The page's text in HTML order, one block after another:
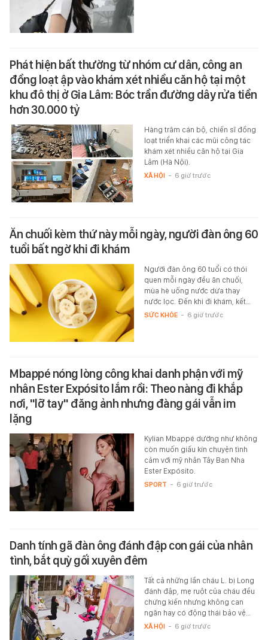
Phát hiện bất thường từ nhóm cư dân, công an
đồng loạt ập vào khám xét nhiều căn hộ tại một
khu đô thị ở Gia Lâm: Bóc trần đường dây rửa tiền
hơn 30.000 tỷ
Hàng trăm cán bộ, chiến sĩ đồng
loạt triển khai các mũi công tác
khám xét nhiều căn hộ tại Gia
Lâm (Hà Nội).
XÃ HỘI - 6 giờ trước
Ăn chuối kèm thứ này mỗi ngày, người đàn ông 60
tuổi bất ngờ khi đi khám
Người đàn ông 60 tuổi có thói
quen mỗi ngày đều ăn chuối,
mùa hè uống nước dừa thay
nước lọc. Đến khi đi khám, kết…
SỨC KHỎE - 6 giờ trước
Mbappé nóng lòng công khai danh phận với mỹ
nhân Ester Expósito lắm rồi: Theo nàng đi khắp
nơi, "lỡ tay" đăng ảnh nhưng đàng gái vẫn im
lặng
Kylian Mbappé dường như không
còn muốn giấu kín chuyện tình
cảm với mỹ nhân Tây Ban Nha
Ester Expósito.
SPORT - 6 giờ trước
Danh tính gã đàn ông đánh đập con gái của nhân
tình, bắt quỳ gối xuyên đêm
Tất cả những lần cháu L. bị Long
đánh đập, mẹ ruột của cháu đều
chứng kiến nhưng không can
ngăn hay có động thái bảo vệ…
XÃ HỘI - 6 giờ trước